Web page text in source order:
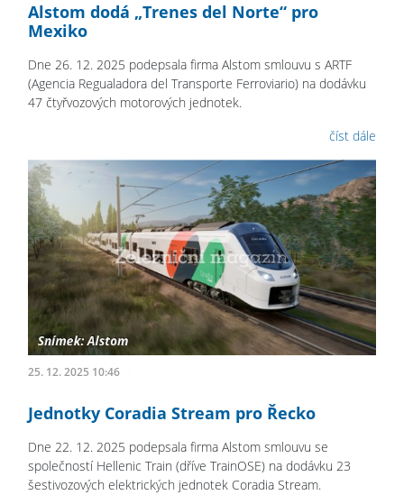
Alstom dodá „Trenes del Norte“ pro
Mexiko
Dne 26. 12. 2025 podepsala firma Alstom smlouvu s ARTF
(Agencia Regualadora del Transporte Ferroviario) na dodávku
47 čtyřvozových motorových jednotek.
číst dále
25. 12. 2025 10:46
Jednotky Coradia Stream pro Řecko
Dne 22. 12. 2025 podepsala firma Alstom smlouvu se
společností Hellenic Train (dříve TrainOSE) na dodávku 23
šestivozových elektrických jednotek Coradia Stream.